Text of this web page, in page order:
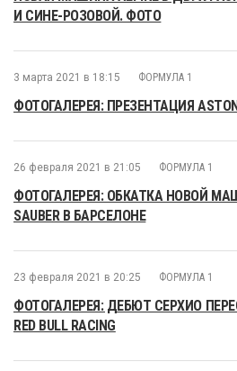
И СИНЕ-РОЗОВОЙ. ФОТО
3 марта 2021 в 18:15 ФОРМУЛА 1
ФОТОГАЛЕРЕЯ: ПРЕЗЕНТАЦИЯ
26 февраля 2021 в 21:05 ФОРМУЛА 1
ФОТОГАЛЕРЕЯ: ОБКАТКА НОВОЙ
SAUBER В БАРСЕЛОНЕ
23 февраля 2021 в 20:25 ФОРМУЛА 1
ФОТОГАЛЕРЕЯ: ДЕБЮТ СЕРХИО
RED BULL RACING